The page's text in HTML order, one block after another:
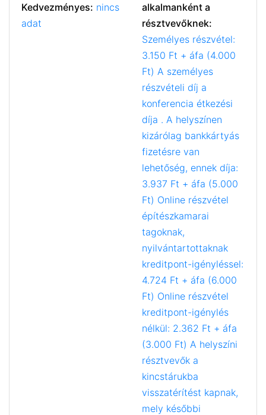
Kedvezményes: nincs
adat
alkalmanként a
résztvevőknek:
Személyes részvétel:
3.150 Ft + áfa (4.000
Ft) A személyes
részvételi díj a
konferencia étkezési
díja . A helyszínen
kizárólag bankkártyás
fizetésre van
lehetőség, ennek díja:
3.937 Ft + áfa (5.000
Ft) Online részvétel
építészkamarai
tagoknak,
nyilvántartottaknak
kreditpont-igényléssel:
4.724 Ft + áfa (6.000
Ft) Online részvétel
kreditpont-igénylés
nélkül: 2.362 Ft + áfa
(3.000 Ft) A helyszíni
résztvevők a
kincstárukba
visszatérítést kapnak,
mely későbbi